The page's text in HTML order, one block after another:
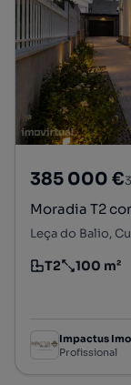
385 000 €
Moradia T2
Tipologia
T2
Preço por100 m²
Impactus
Profissional